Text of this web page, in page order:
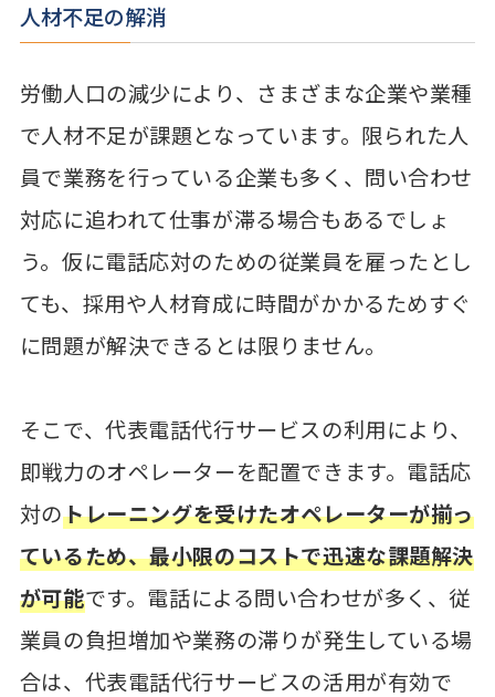
人材不足の解消
労働人口の減少により、さまざまな企業や業種
で人材不足が課題となっています。限られた人
員で業務を行っている企業も多く、問い合わせ
対応に追われて仕事が滞る場合もあるでしょ
う。仮に電話応対のための従業員を雇ったとし
ても、採用や人材育成に時間がかかるためすぐ
に問題が解決できるとは限りません。
そこで、代表電話代行サービスの利用により、
即戦力のオペレーターを配置できます。電話応
対のトレーニングを受けたオペレーターが揃っ
ているため、最小限のコストで迅速な課題解決
が可能です。電話による問い合わせが多く、従
業員の負担増加や業務の滞りが発生している場
合は、代表電話代行サービスの活用が有効で